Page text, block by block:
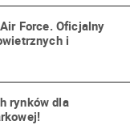
Force. Oficjalny
i
rynków dla